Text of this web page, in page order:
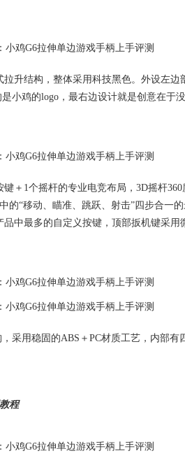
拉升结构，整体采用科技黑色。外设左
小鸡的logo，最右边设计就是创意在于
键＋1个摇杆的专业电竞布局，3D摇杆
的“移动、瞄准、跳跃、射击”四步合一
品中最多的自定义按键，顶部扳机键采
采用稳固的ABS＋PC材质工艺，内部
程